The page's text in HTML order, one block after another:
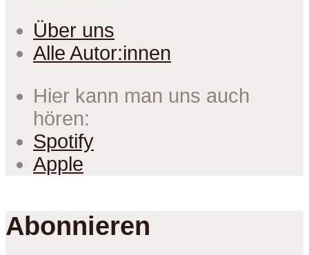
Über uns
Alle Autor:innen
Hier kann man uns auch
hören:
Spotify
Apple
Abonnieren